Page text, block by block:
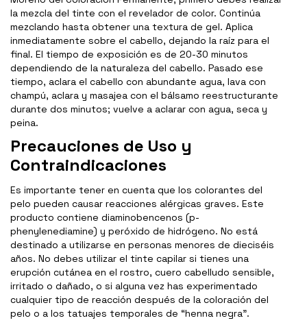
la mezcla del tinte con el revelador de color. Continúa
mezclando hasta obtener una textura de gel. Aplica
inmediatamente sobre el cabello, dejando la raíz para el
final. El tiempo de exposición es de 20-30 minutos
dependiendo de la naturaleza del cabello. Pasado ese
tiempo, aclara el cabello con abundante agua, lava con
champú, aclara y masajea con el bálsamo reestructurante
durante dos minutos; vuelve a aclarar con agua, seca y
peina.
Precauciones de Uso y
Contraindicaciones
Es importante tener en cuenta que los colorantes del
pelo pueden causar reacciones alérgicas graves. Este
producto contiene diaminobencenos (p-
phenylenediamine) y peróxido de hidrógeno. No está
destinado a utilizarse en personas menores de dieciséis
años. No debes utilizar el tinte capilar si tienes una
erupción cutánea en el rostro, cuero cabelludo sensible,
irritado o dañado, o si alguna vez has experimentado
cualquier tipo de reacción después de la coloración del
pelo o a los tatuajes temporales de “henna negra”.